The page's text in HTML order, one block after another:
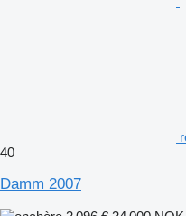
40
Damm 2007